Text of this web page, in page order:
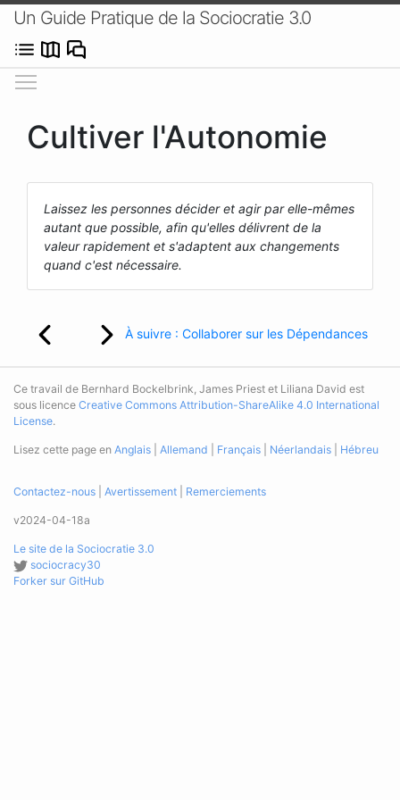
Un Guide Pratique de la Sociocratie 3.0
Cultiver l'Autonomie
Laissez les personnes décider et agir par elle-mêmes
autant que possible, afin qu'elles délivrent de la
valeur rapidement et s'adaptent aux changements
quand c'est nécessaire.
À suivre : Collaborer sur les Dépendances
Ce travail de Bernhard Bockelbrink, James Priest et Liliana David est
sous licence Creative Commons Attribution-ShareAlike 4.0 International
License.
Lisez cette page en Anglais Allemand Français Néerlandais Hébreu
Contactez-nous Avertissement Remerciements
v2024-04-18a
Le site de la Sociocratie 3.0
sociocracy30
Forker sur GitHub